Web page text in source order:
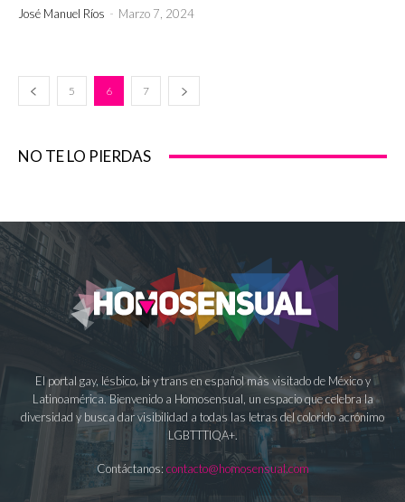
José Manuel Ríos - Marzo 7, 2024
5 6 7
NO TE LO PIERDAS
El portal gay, lésbico, bi y trans en español más visitado de México y
Latinoamérica. Bienvenido a Homosensual, un espacio que celebra la
diversidad y busca dar visibilidad a todas las letras del colorido acrónimo
LGBTTTIQA+.
Contáctanos: contacto@homosensual.com